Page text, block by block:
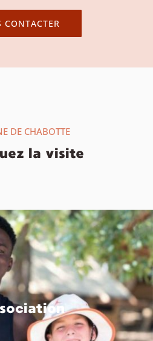
CONTACTER
DE CHABOTTE
la visite